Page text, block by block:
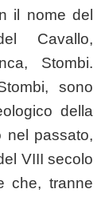
il nome del
Cavallo,
Stombi.
sono
della
nel passato,
VIII secolo
che, tranne